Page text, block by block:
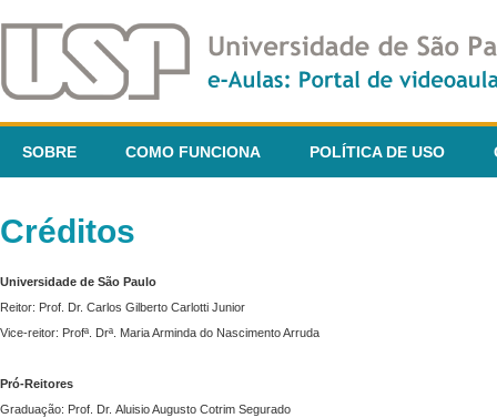
SOBRE COMO FUNCIONA POLÍTICA DE USO
Créditos
Universidade de São Paulo
Reitor: Prof. Dr. Carlos Gilberto Carlotti Junior
Vice-reitor: Profª. Drª. Maria Arminda do Nascimento Arruda
Pró-Reitores
Graduação: Prof. Dr. Aluisio Augusto Cotrim Segurado